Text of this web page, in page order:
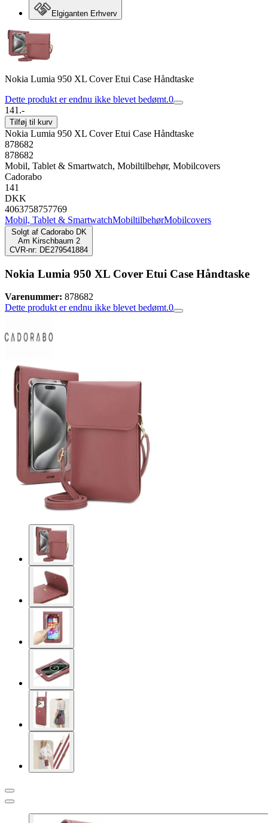
Elgiganten Erhverv
Nokia Lumia 950 XL Cover Etui Case Håndtaske
Dette produkt er endnu ikke blevet bedømt.0
141.-
Tilføj til kurv
Nokia Lumia 950 XL Cover Etui Case Håndtaske
878682
878682
Mobil, Tablet & Smartwatch, Mobiltilbehør, Mobilcovers
Cadorabo
141
DKK
4063758757769
Mobil, Tablet & SmartwatchMobiltilbehørMobilcovers
Solgt af Cadorabo DK
Am Kirschbaum 2
CVR-nr: DE279541884
Nokia Lumia 950 XL Cover Etui Case Håndtaske
Varenummer: 878682
Dette produkt er endnu ikke blevet bedømt.0